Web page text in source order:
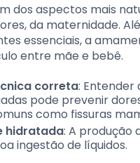
dos aspectos mais
da maternidade.
essenciais, a
entre mãe e bebê.
correta: Entender
pode prevenir
como fissuras
hidratada: A produção
ingestão de líquidos.